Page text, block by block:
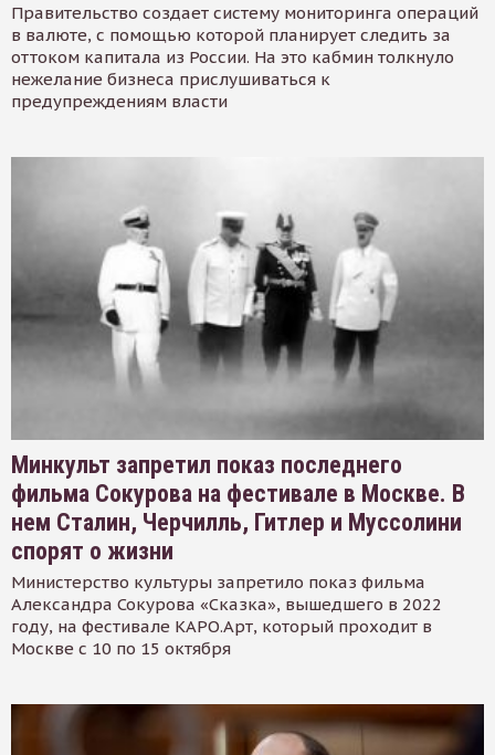
Правительство создает систему мониторинга операций
в валюте, с помощью которой планирует следить за
оттоком капитала из России. На это кабмин толкнуло
нежелание бизнеса прислушиваться к
предупреждениям власти
Минкульт запретил показ последнего
фильма Сокурова на фестивале в Москве. В
нем Сталин, Черчилль, Гитлер и Муссолини
спорят о жизни
Министерство культуры запретило показ фильма
Александра Сокурова «Сказка», вышедшего в 2022
году, на фестивале КАРО.Арт, который проходит в
Москве с 10 по 15 октября